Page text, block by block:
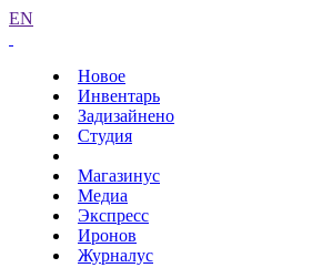
EN
Новое
Инвентарь
Задизайнено
Студия
Магазинус
Медиа
Экспресс
Иронов
Журналус